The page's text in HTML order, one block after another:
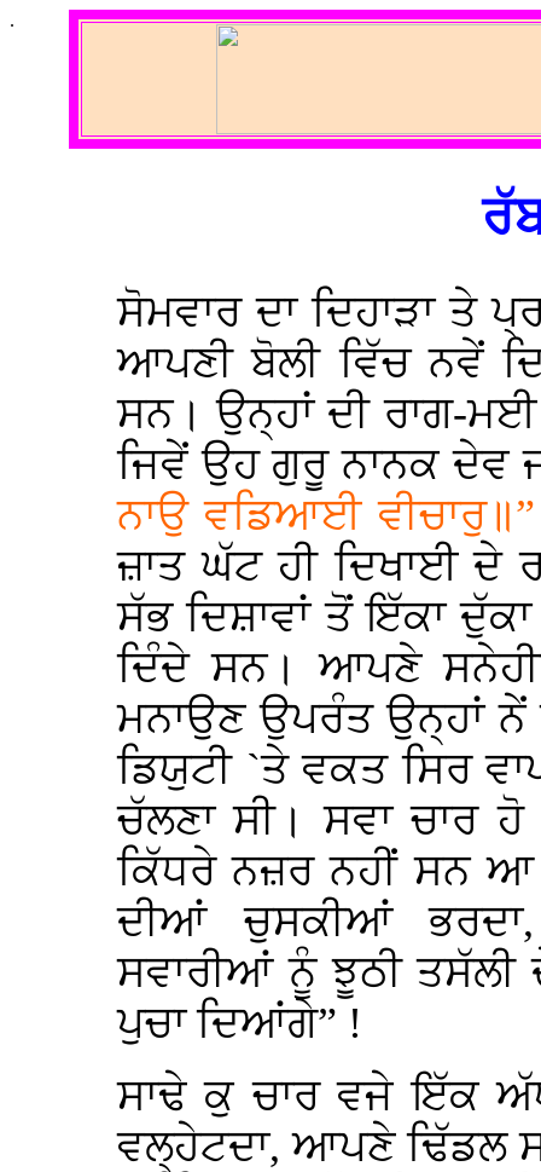
.
ਸੋਮਵਾਰ ਦਾ ਦਿਹਾੜਾ ਤੇ
ਆਪਣੀ ਬੋਲੀ ਵਿੱਚ ਨਵੇਂ
ਸਨ। ਉਨ੍ਹਾਂ ਦੀ ਰਾਗ-
ਜਿਵੇਂ ਉਹ ਗੁਰੂ ਨਾਨਕ ਦੇਵ
ਨਾਉ ਵਡਿਆਈ
ਜ਼ਾਤ ਘੱਟ ਹੀ ਦਿਖਾਈ ਦੇ
ਸੱਭ ਦਿਸ਼ਾਵਾਂ ਤੋਂ ਇੱਕਾ
ਦਿੰਦੇ ਸਨ। ਆਪਣੇ
ਮਨਾਉਣ ਉਪਰੰਤ ਉਨ੍ਹਾਂ ਨੇਂ
ਡਿਯੁਟੀ `ਤੇ ਵਕਤ ਸਿਰ
ਚੱਲਣਾ ਸੀ। ਸਵਾ ਚਾਰ
ਕਿੱਧਰੇ ਨਜ਼ਰ ਨਹੀਂ ਸਨ
ਦੀਆਂ ਚੁਸਕੀਆਂ
ਸਵਾਰੀਆਂ ਨੂੰ ਝੂਠੀ ਤਸੱਲੀ
ਪੁਚਾ ਦਿਆਂਗੇ” !
ਸਾਢੇ ਕੁ ਚਾਰ ਵਜੇ ਇੱਕ
ਵਲ੍ਹੇਟਦਾ, ਆਪਣੇ ਢਿੱਡਲ